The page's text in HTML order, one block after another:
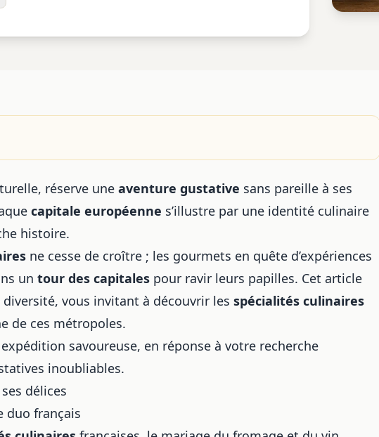
réserve une aventure gustative sans pareille à ses
capitale européenne s’illustre par une identité culinaire
histoire.
ne cesse de croître ; les gourmets en quête d’expériences
un tour des capitales pour ravir leurs papilles. Cet article
vous invitant à découvrir les spécialités culinaires
de ces métropoles.
savoureuse, en réponse à votre recherche
inoubliables.
délices
duo français